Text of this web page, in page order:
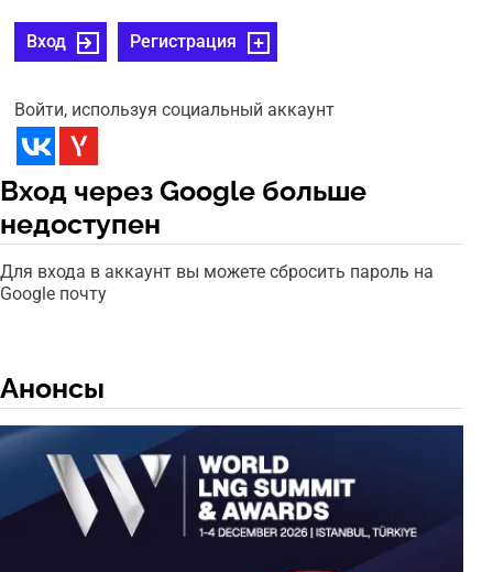
Вход Регистрация
Войти, используя социальный аккаунт
Вход через Google больше
недоступен
Для входа в аккаунт вы можете сбросить пароль на
Google почту
Анонсы